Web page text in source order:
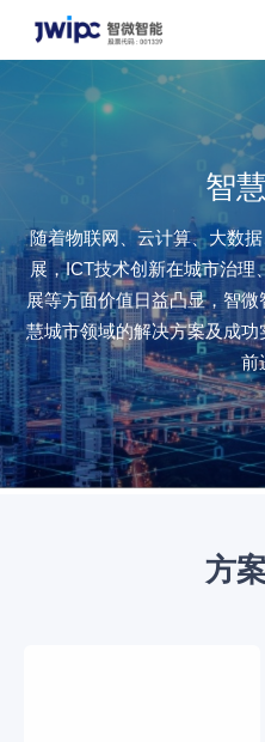
智
随着物联网、云计算、大数
展，ICT技术创新在城市治理
展等方面价值日益凸显，智
慧城市领域的解决方案及成
前
方